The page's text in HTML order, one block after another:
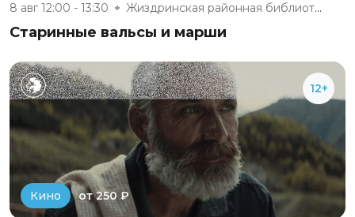
8 авг 12:00 - 13:30 Жиздринская районная библиотек...
Старинные вальсы и марши
12+
Кино от 250 ₽